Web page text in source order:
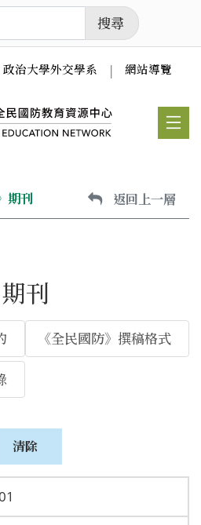
搜尋
政治大學外交學系 網站導覽
期刊 返回上一層
刊
《全民國防》撰稿格式